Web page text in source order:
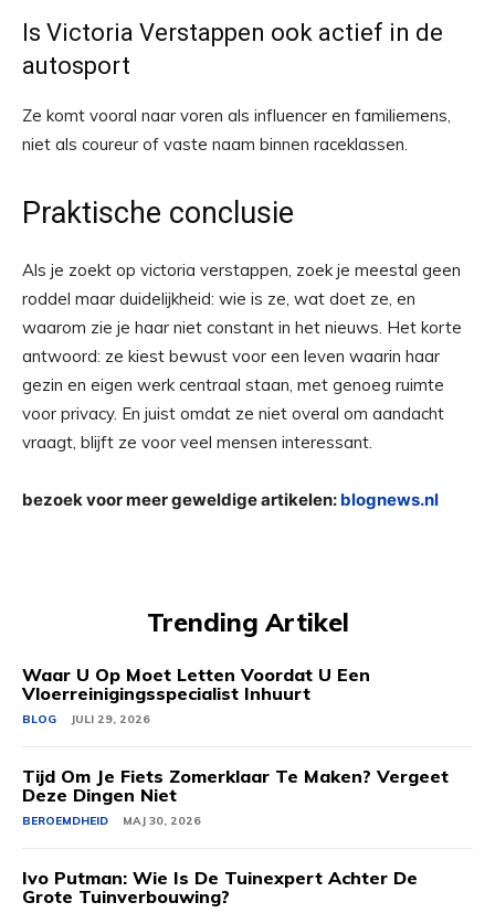
Is Victoria Verstappen ook actief in de
autosport
Ze komt vooral naar voren als influencer en familiemens,
niet als coureur of vaste naam binnen raceklassen.
Praktische conclusie
Als je zoekt op victoria verstappen, zoek je meestal geen
roddel maar duidelijkheid: wie is ze, wat doet ze, en
waarom zie je haar niet constant in het nieuws. Het korte
antwoord: ze kiest bewust voor een leven waarin haar
gezin en eigen werk centraal staan, met genoeg ruimte
voor privacy. En juist omdat ze niet overal om aandacht
vraagt, blijft ze voor veel mensen interessant.
bezoek voor meer geweldige artikelen: blognews.nl
Trending Artikel
Waar U Op Moet Letten Voordat U Een
Vloerreinigingsspecialist Inhuurt
BLOG JULI 29, 2026
Tijd Om Je Fiets Zomerklaar Te Maken? Vergeet
Deze Dingen Niet
BEROEMDHEID MAJ 30, 2026
Ivo Putman: Wie Is De Tuinexpert Achter De
Grote Tuinverbouwing?